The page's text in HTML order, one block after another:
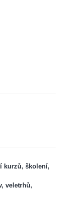
kurzů, školení,
veletrhů,